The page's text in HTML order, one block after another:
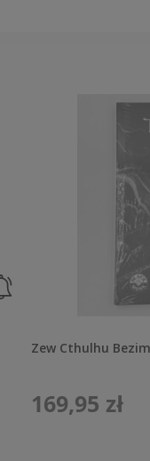
Zew Cthulhu
169,95 zł